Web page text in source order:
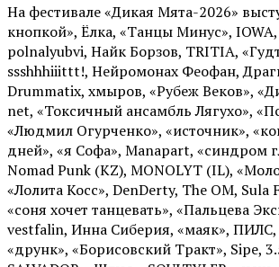
На фестивале «Дикая Мята-2026»
кнопкой», Ёлка, «Танцы Минус»,
polnalyubvi, Найк Борзов, TRITIA,
ssshhhiiittt!, Нейромонах Феофан,
Drummatix, хмыров, «Рубеж Веков»,
net, «Токсичный ансамбль Лягухо»,
«Людмил Огурченко», «источник»,
дней», «я Софа», Manapart, «синдром
Nomad Punk (KZ), MONOLYT (IL),
«Лолита Косс», DenDerty, The OM,
«соня хочет танцевать», «Пальцева
vestfalin, Инна Сиберия, «маяк»,
«друнк», «Борисовский Тракт», Sipe,